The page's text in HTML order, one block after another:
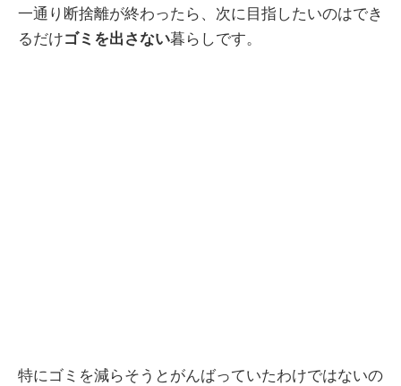
一通り断捨離が終わったら、次に目指したいのはでき
るだけゴミを出さない暮らしです。
特にゴミを減らそうとがんばっていたわけではないの